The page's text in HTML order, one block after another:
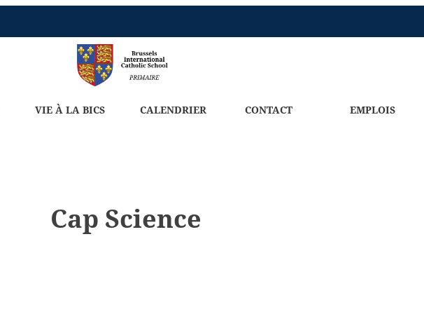
VIE À LA BICS CALENDRIER CONTACT EMPLOIS
Cap Science